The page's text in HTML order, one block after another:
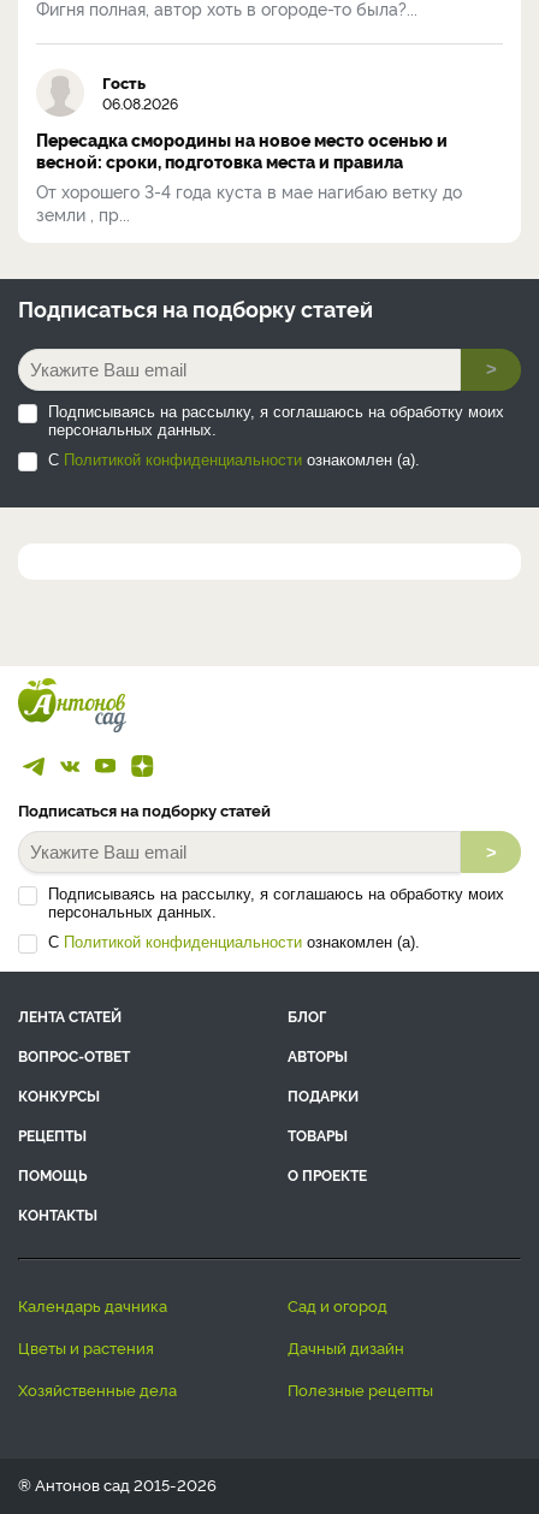
Фигня полная, автор хоть в огороде-то была?...
Гость
06.08.2026
Пересадка смородины на новое место осенью и
весной: сроки, подготовка места и правила
От хорошего 3-4 года куста в мае нагибаю ветку до
земли , пр...
Подписаться на подборку статей
>
Подписываясь на рассылку, я соглашаюсь на обработку моих
персональных данных.
С Политикой конфиденциальности ознакомлен (а).
Подписаться на подборку статей
>
Подписываясь на рассылку, я соглашаюсь на обработку моих
персональных данных.
С Политикой конфиденциальности ознакомлен (а).
ЛЕНТА СТАТЕЙ
БЛОГ
ВОПРОС-ОТВЕТ
АВТОРЫ
КОНКУРСЫ
ПОДАРКИ
РЕЦЕПТЫ
ТОВАРЫ
ПОМОЩЬ
О ПРОЕКТЕ
КОНТАКТЫ
календарь дачника
сад и огород
цветы и растения
дачный дизайн
хозяйственные дела
полезные рецепты
® Антонов сад 2015-2026